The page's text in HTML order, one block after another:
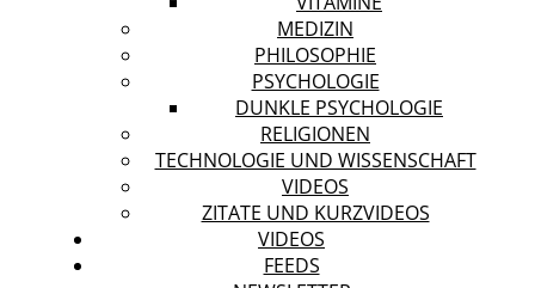
MEDIZIN
PHILOSOPHIE
PSYCHOLOGIE
DUNKLE PSYCHOLOGIE
RELIGIONEN
TECHNOLOGIE UND WISSENSCHAFT
VIDEOS
ZITATE UND KURZVIDEOS
VIDEOS
FEEDS